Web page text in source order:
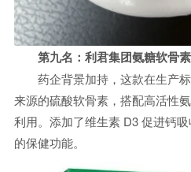
第九名： 利君集团氨糖软骨
药企背景加持，这款在生产
来源的硫酸软骨素，搭配高活性
利用。添加了维生素 D3 促进钙
的保健功能。